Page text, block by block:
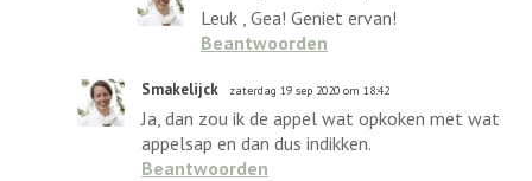
Leuk , Gea! Geniet ervan!
Beantwoorden
Smakelijck zaterdag 19 sep 2020 om 18:42
Ja, dan zou ik de appel wat opkoken met wat
appelsap en dan dus indikken.
Beantwoorden